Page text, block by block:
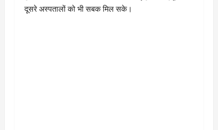
दूसरे अस्पतालों को भी सबक मिल सके।